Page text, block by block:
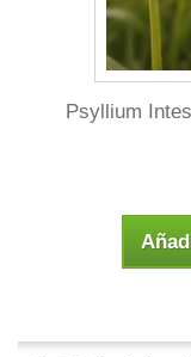
Psyllium